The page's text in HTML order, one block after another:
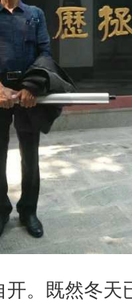
。既然冬天